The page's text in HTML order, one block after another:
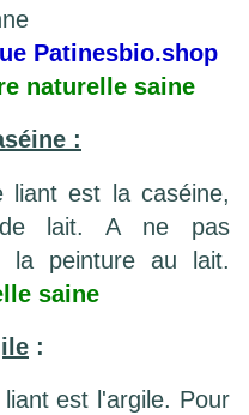
Patinesbio.shop
naturelle saine
:
liant est la caséine,
de lait. A ne pas
la peinture au lait.
saine
:
est l'argile. Pour